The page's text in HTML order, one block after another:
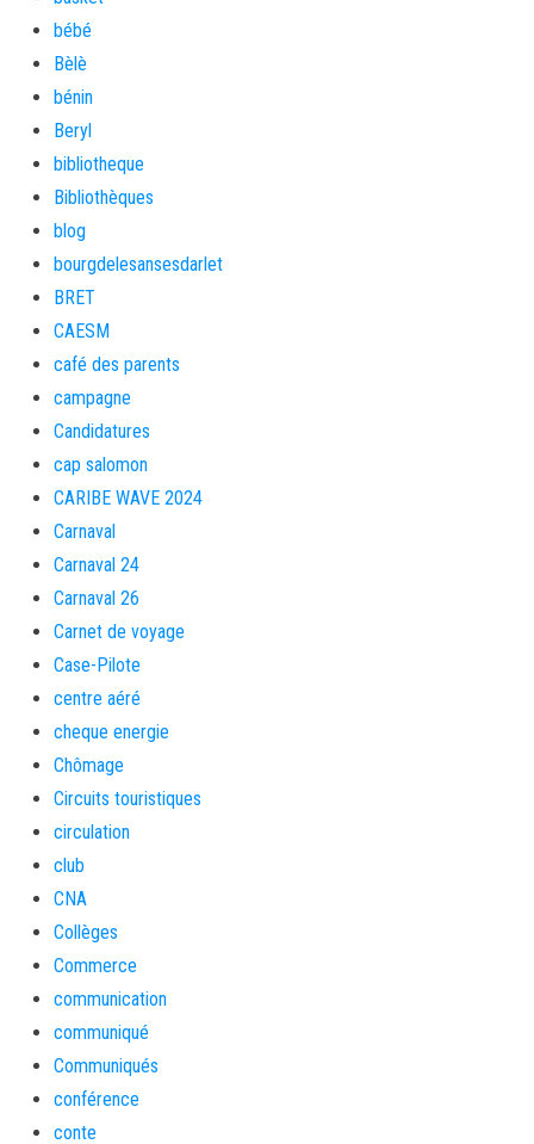
bébé
Bèlè
bénin
Beryl
bibliotheque
Bibliothèques
blog
bourgdelesansesdarlet
BRET
CAESM
café des parents
campagne
Candidatures
cap salomon
CARIBE WAVE 2024
Carnaval
Carnaval 24
Carnaval 26
Carnet de voyage
Case-Pilote
centre aéré
cheque energie
Chômage
Circuits touristiques
circulation
club
CNA
Collèges
Commerce
communication
communiqué
Communiqués
conférence
conte